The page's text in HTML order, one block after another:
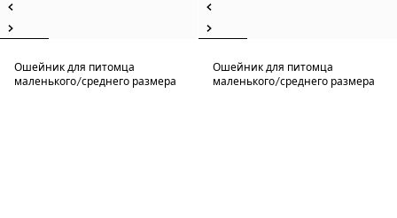
Ошейник для питомца
маленького/среднего размера
Ошейник для питомца
маленького/среднего размера